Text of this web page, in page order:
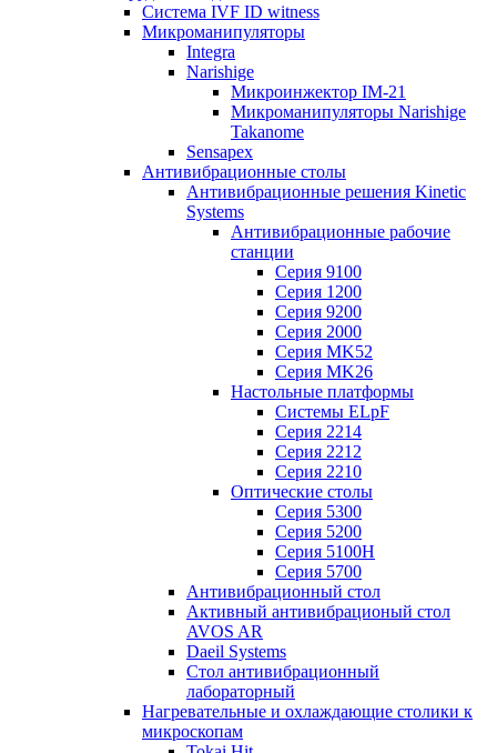
Система IVF ID witness
Микроманипуляторы
Integra
Narishige
Микроинжектор IM-21
Микроманипуляторы Narishige
Takanome
Sensapex
Антивибрационные столы
Антивибрационные решения Kinetic
Systems
Антивибрационные рабочие
станции
Серия 9100
Серия 1200
Серия 9200
Серия 2000
Серия MK52
Серия MK26
Настольные платформы
Системы ELpF
Серия 2214
Серия 2212
Серия 2210
Оптические столы
Серия 5300
Серия 5200
Серия 5100H
Серия 5700
Антивибрационный стол
Активный антивибрационый стол
AVOS AR
Daeil Systems
Стол антивибрационный
лабораторный
Нагревательные и охлаждающие столики к
микроскопам